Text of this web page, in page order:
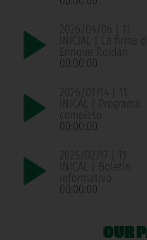
2026/04/06 | 11
INICIAL | La firma de
Enrique Roldán
00:00:00
2026/01/14 | 11
INICAL | Programa
completo
00:00:00
2025/02/17 | 11
INICAL | Boletín
informativo
00:00:00
OUR